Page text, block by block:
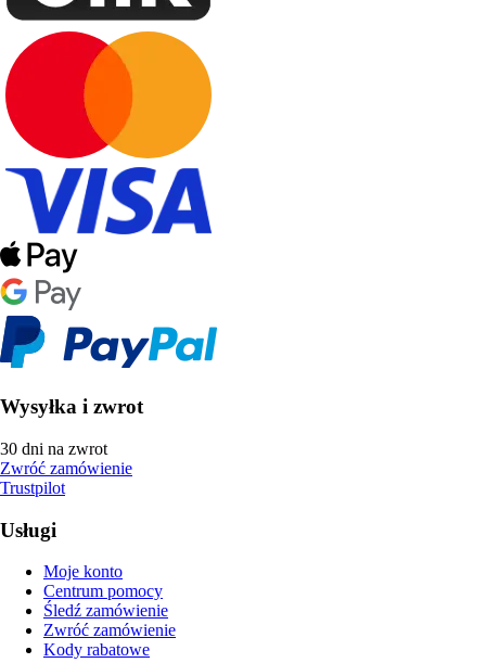
Wysyłka i zwrot
30 dni na zwrot
Zwróć zamówienie
Trustpilot
Usługi
Moje konto
Centrum pomocy
Śledź zamówienie
Zwróć zamówienie
Kody rabatowe